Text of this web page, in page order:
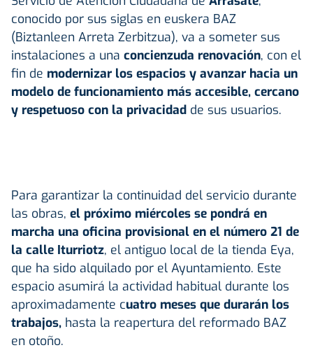
conocido por sus siglas en euskera BAZ
(Biztanleen Arreta Zerbitzua), va a someter sus
instalaciones a una concienzuda renovación, con el
fin de modernizar los espacios y avanzar hacia un
modelo de funcionamiento más accesible, cercano
y respetuoso con la privacidad de sus usuarios.
Para garantizar la continuidad del servicio durante
las obras, el próximo miércoles se pondrá en
marcha una oficina provisional en el número 21 de
la calle Iturriotz, el antiguo local de la tienda Eya,
que ha sido alquilado por el Ayuntamiento. Este
espacio asumirá la actividad habitual durante los
aproximadamente cuatro meses que durarán los
trabajos, hasta la reapertura del reformado BAZ
en otoño.